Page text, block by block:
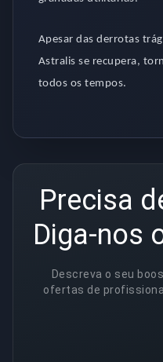
Apesar das derrotas
Astralis se recupera,
todos os tempos.
Precisa
Diga-nos
Descreva o seu
ofertas de